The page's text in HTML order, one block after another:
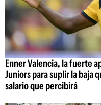
Enner Valencia, la fuerte
Juniors para suplir la baja
salario que percibirá